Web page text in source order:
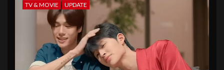
TV & MOVIE UPDATE